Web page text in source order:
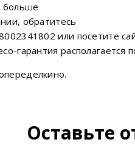
больше
обратитесь
или посетите
гарантия
Оставьте